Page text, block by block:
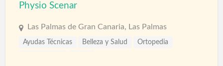
Physio Scenar
Las Palmas de Gran Canaria, Las Palmas
Ayudas Técnicas Belleza y Salud Ortopedia